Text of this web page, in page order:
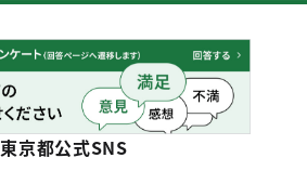
東京都公式SNS